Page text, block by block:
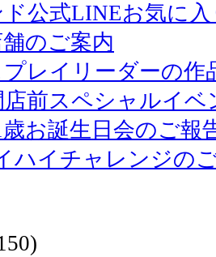
公式LINEお気に
のご案内
レイリーダーの作
前スペシャルイベ
お誕生日会のご報
ハイチャレンジの